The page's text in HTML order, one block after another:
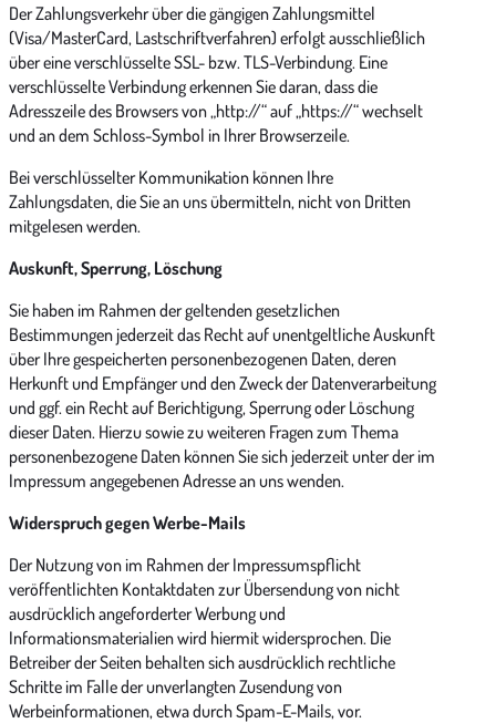
Der Zahlungsverkehr über die gängigen Zahlungsmittel
(Visa/MasterCard, Lastschriftverfahren) erfolgt ausschließlich
über eine verschlüsselte SSL- bzw. TLS-Verbindung. Eine
verschlüsselte Verbindung erkennen Sie daran, dass die
Adresszeile des Browsers von „http://“ auf „https://“ wechselt
und an dem Schloss-Symbol in Ihrer Browserzeile.
Bei verschlüsselter Kommunikation können Ihre
Zahlungsdaten, die Sie an uns übermitteln, nicht von Dritten
mitgelesen werden.
Auskunft, Sperrung, Löschung
Sie haben im Rahmen der geltenden gesetzlichen
Bestimmungen jederzeit das Recht auf unentgeltliche Auskunft
über Ihre gespeicherten personenbezogenen Daten, deren
Herkunft und Empfänger und den Zweck der Datenverarbeitung
und ggf. ein Recht auf Berichtigung, Sperrung oder Löschung
dieser Daten. Hierzu sowie zu weiteren Fragen zum Thema
personenbezogene Daten können Sie sich jederzeit unter der im
Impressum angegebenen Adresse an uns wenden.
Widerspruch gegen Werbe-Mails
Der Nutzung von im Rahmen der Impressumspflicht
veröffentlichten Kontaktdaten zur Übersendung von nicht
ausdrücklich angeforderter Werbung und
Informationsmaterialien wird hiermit widersprochen. Die
Betreiber der Seiten behalten sich ausdrücklich rechtliche
Schritte im Falle der unverlangten Zusendung von
Werbeinformationen, etwa durch Spam-E-Mails, vor.